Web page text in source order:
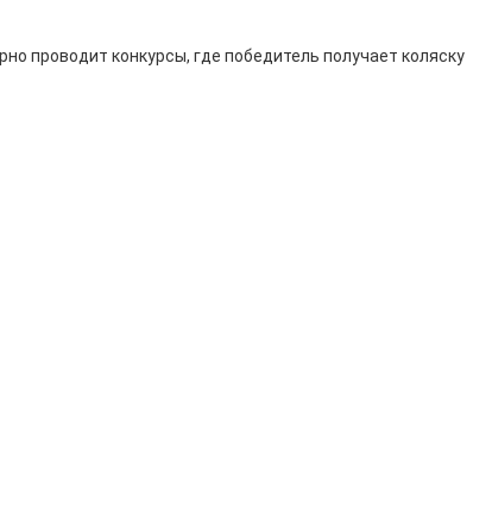
проводит конкурсы, где победитель получает коляску